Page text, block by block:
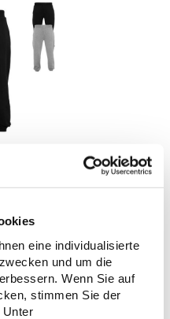
eine individualisierte
und um die
Wenn Sie auf
stimmen Sie der
Unter
Jogginghose
zur
TB International
Ober-Ramstadt
ab 25,28 € *
*